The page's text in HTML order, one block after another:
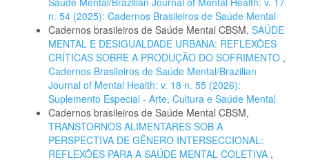
n. 54 (2025): Cadernos Brasileiros de Saúde Mental
Cadernos brasileiros de Saúde Mental CBSM, SAÚDE
MENTAL E DESIGUALDADE URBANA: REFLEXÕES
CRÍTICAS SOBRE A PRODUÇÃO DO SOFRIMENTO ,
Cadernos Brasileiros de Saúde Mental/Brazilian
Journal of Mental Health: v. 18 n. 55 (2026):
Suplemento Especial - Arte, Cultura e Saúde Mental
Cadernos brasileiros de Saúde Mental CBSM,
TRANSTORNOS ALIMENTARES SOB A
PERSPECTIVA DE GÊNERO INTERSECCIONAL:
REFLEXÕES PARA A SAÚDE MENTAL COLETIVA ,